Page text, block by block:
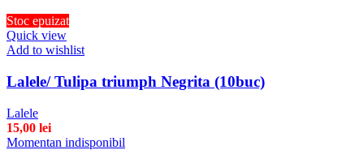
Stoc epuizat
Quick view
Add to wishlist
Lalele/ Tulipa triumph Negrita (10buc)
Lalele
15,00 lei
Momentan indisponibil